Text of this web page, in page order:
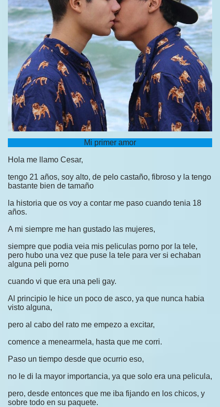
Mi primer amor
Hola me llamo Cesar,
tengo 21 años, soy alto, de pelo castaño, fibroso y la tengo
bastante bien de tamaño
la historia que os voy a contar me paso cuando tenia 18
años.
A mi siempre me han gustado las mujeres,
siempre que podia veia mis peliculas porno por la tele,
pero hubo una vez que puse la tele para ver si echaban
alguna peli porno
cuando vi que era una peli gay.
Al principio le hice un poco de asco, ya que nunca habia
visto alguna,
pero al cabo del rato me empezo a excitar,
comence a menearmela, hasta que me corri.
Paso un tiempo desde que ocurrio eso,
no le di la mayor importancia, ya que solo era una pelicula,
pero, desde entonces que me iba fijando en los chicos, y
sobre todo en su paquete.